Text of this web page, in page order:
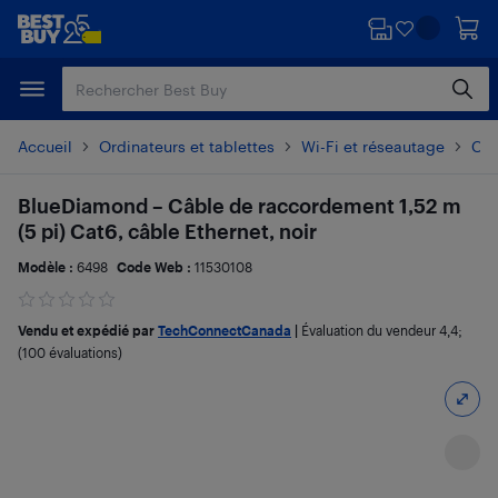
Passer
principal
Passer
Accueil Ordinateurs et tablettes Wi-Fi et réseautage
BlueDiamond – Câble de raccordement 1,52 m
(5 pi) Cat6, câble Ethernet, noir
Modèle : 6498 Code Web : 11530108
Vendu et expédié par TechConnectCanada Évaluation du vendeur 4,4;
(100 évaluations)